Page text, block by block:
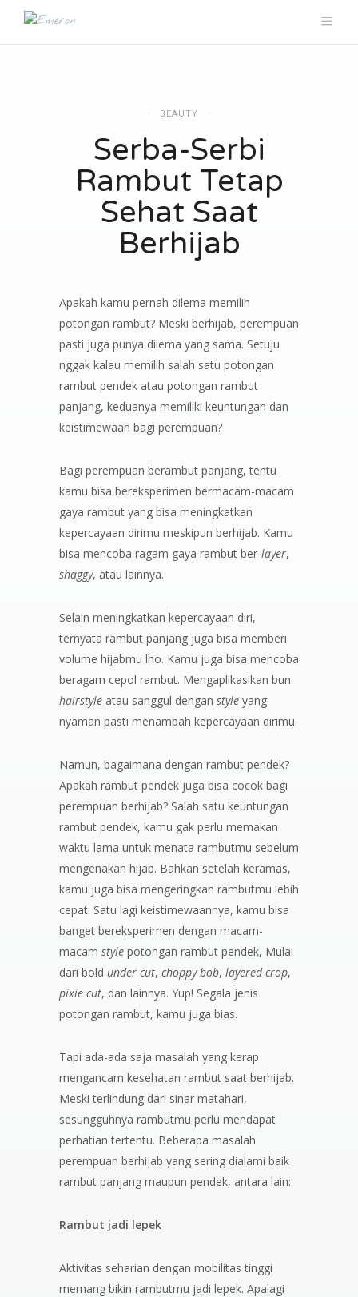
BEAUTY
Serba-Serbi
Rambut Tetap
Sehat Saat
Berhijab
Apakah kamu pernah dilema memilih
potongan rambut? Meski berhijab, perempuan
pasti juga punya dilema yang sama. Setuju
nggak kalau memilih salah satu potongan
rambut pendek atau potongan rambut
panjang, keduanya memiliki keuntungan dan
keistimewaan bagi perempuan?
Bagi perempuan berambut panjang, tentu
kamu bisa bereksperimen bermacam-macam
gaya rambut yang bisa meningkatkan
kepercayaan dirimu meskipun berhijab. Kamu
bisa mencoba ragam gaya rambut ber-layer,
shaggy, atau lainnya.
Selain meningkatkan kepercayaan diri,
ternyata rambut panjang juga bisa memberi
volume hijabmu lho. Kamu juga bisa mencoba
beragam cepol rambut. Mengaplikasikan bun
hairstyle atau sanggul dengan style yang
nyaman pasti menambah kepercayaan dirimu.
Namun, bagaimana dengan rambut pendek?
Apakah rambut pendek juga bisa cocok bagi
perempuan berhijab? Salah satu keuntungan
rambut pendek, kamu gak perlu memakan
waktu lama untuk menata rambutmu sebelum
mengenakan hijab. Bahkan setelah keramas,
kamu juga bisa mengeringkan rambutmu lebih
cepat. Satu lagi keistimewaannya, kamu bisa
banget bereksperimen dengan macam-
macam style potongan rambut pendek, Mulai
dari bold under cut, choppy bob, layered crop,
pixie cut, dan lainnya. Yup! Segala jenis
potongan rambut, kamu juga bias.
Tapi ada-ada saja masalah yang kerap
mengancam kesehatan rambut saat berhijab.
Meski terlindung dari sinar matahari,
sesungguhnya rambutmu perlu mendapat
perhatian tertentu. Beberapa masalah
perempuan berhijab yang sering dialami baik
rambut panjang maupun pendek, antara lain:
Rambut jadi lepek
Aktivitas seharian dengan mobilitas tinggi
memang bikin rambutmu jadi lepek. Apalagi